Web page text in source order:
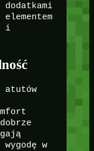
i
atutów
w